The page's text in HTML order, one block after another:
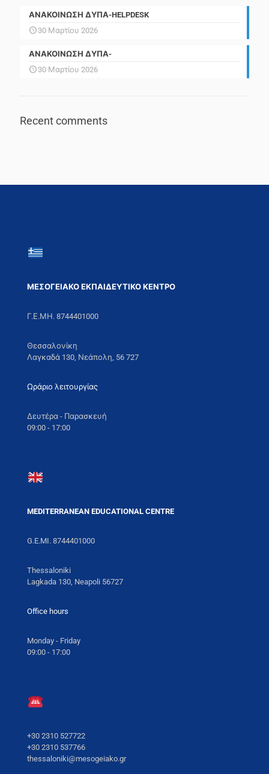
ΑΝΑΚΟΙΝΩΣΗ ΔΥΠΑ-HELPDESK
30 Μαρτίου 2026
ΑΝΑΚΟΙΝΩΣΗ ΔΥΠΑ-
30 Μαρτίου 2026
Recent comments
ΜΕΣΟΓΕΙΑΚΟ ΕΚΠΑΙΔΕΥΤΙΚΟ ΚΕΝΤΡΟ
Γ.Ε.ΜΗ. 8744401000
Θεσσαλονίκη
Λαγκαδά 130, Νεάπολη, 56 727
Ωράριο λειτουργίας
Δευτέρα - Παρασκευή
09:00 - 17:00
MEDITERRANEAN EDUCATIONAL CENTRE
G.E.MI. 8744401000
Thessaloniki
Lagkada 130, Neapoli 56727
Office hours
Monday - Friday
09:00 - 17:00
+30 2310 527722
+30 2310 537766
thessaloniki@mesogeiako.gr